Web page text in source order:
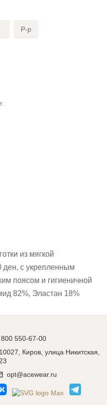
Р-р
из мягкой
с укрепленным
поясом и гигиеничной
82%, Эластан 18%
550-67-00
Киров, улица Никитская,
opt@acewear.ru